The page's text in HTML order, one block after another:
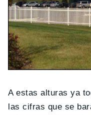
A estas alturas ya
las cifras que se